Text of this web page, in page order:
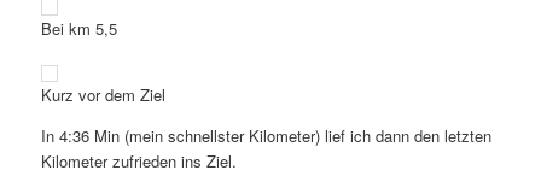
Bei km 5,5
Kurz vor dem Ziel
In 4:36 Min (mein schnellster Kilometer) lief ich dann den letzten
Kilometer zufrieden ins Ziel.